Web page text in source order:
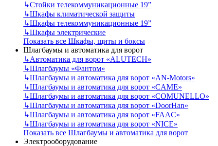
↳Стойки телекоммуникационные 19”
↳Шкафы климатической защиты
↳Шкафы телекоммуникационные 19”
↳Шкафы электрические
Показать все Шкафы, щиты и боксы
Шлагбаумы и автоматика для ворот
↳Автоматика для ворот «ALUTECH»
↳Шлагбаумы «Фантом»
↳Шлагбаумы и автоматика для ворот «AN-Motors»
↳Шлагбаумы и автоматика для ворот «CAME»
↳Шлагбаумы и автоматика для ворот «COMUNELLO»
↳Шлагбаумы и автоматика для ворот «DoorHan»
↳Шлагбаумы и автоматика для ворот «FAAC»
↳Шлагбаумы и автоматика для ворот «NICE»
Показать все Шлагбаумы и автоматика для ворот
Электрооборудование